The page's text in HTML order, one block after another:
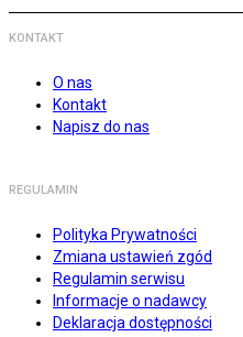
KONTAKT
O nas
Kontakt
Napisz do nas
REGULAMIN
Polityka Prywatności
Zmiana ustawień zgód
Regulamin serwisu
Informacje o nadawcy
Deklaracja dostępności